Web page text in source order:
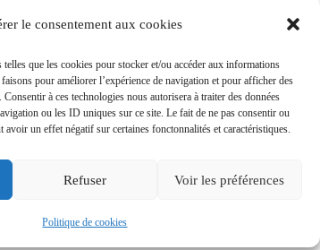
le consentement aux cookies
que les cookies pour stocker et/ou accéder aux informations
pour améliorer l’expérience de navigation et pour afficher des
à ces technologies nous autorisera à traiter des données
ou les ID uniques sur ce site. Le fait de ne pas consentir ou
avoir un effet négatif sur certaines fonctonnalités et caractéristiques.
Refuser Voir les préférences
Politique de cookies